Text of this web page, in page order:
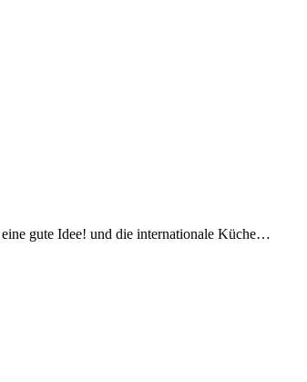
gute Idee! und die internationale Küche…